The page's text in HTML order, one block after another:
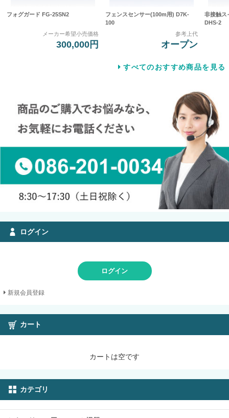
フォグガード FG-25SN2
メーカー希望小売価格
300,000円
フェンスセンサー(100m用) D7K-
100
参考上代
オープン
非接触
DHS-2
すべてのおすすめ商品を見る
ログイン
ログイン
新規会員登録
カート
カートは空です
カテゴリ